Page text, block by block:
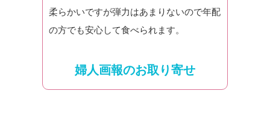
柔らかいですが弾力はあまりないので年配
の方でも安心して食べられます。
婦人画報のお取り寄せ